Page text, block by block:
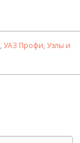
, УАЗ Профи, Узлы и